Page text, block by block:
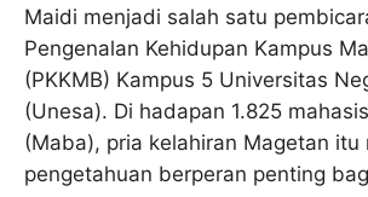
Maidi menjadi salah satu
Pengenalan Kehidupan Kampus
(PKKMB) Kampus 5 Universitas
(Unesa). Di hadapan 1.825
(Maba), pria kelahiran Magetan itu
pengetahuan berperan penting